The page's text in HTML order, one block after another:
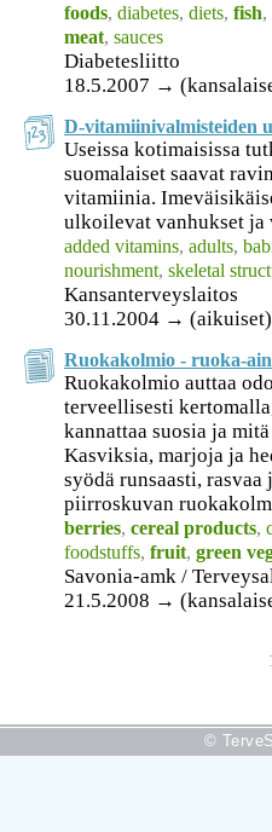
foods, diabetes, diets, fish,
meat, sauces
Diabetesliitto
18.5.2007 →
D-vitamiinivalmisteiden
Useissa kotimaisissa
suomalaiset saavat
vitamiinia.
ulkoilevat vanhukset ja
added vitamins, adults,
nourishment, skeletal
Kansanterveyslaitos
30.11.2004 →
Ruokakolmio - ruoka-
Ruokakolmio auttaa
terveellisesti
kannattaa suosia ja
Kasviksia, marjoja ja
syödä runsaasti,
piirroskuvan
berries, cereal products,
foodstuffs, fruit, green
Savonia-amk /
21.5.2008 →
©